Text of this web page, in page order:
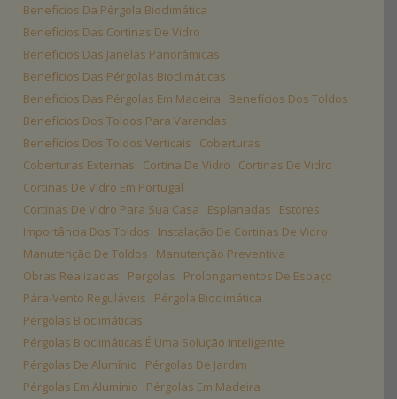
Benefícios Da Pérgola Bioclimática
Benefícios Das Cortinas De Vidro
Benefícios Das Janelas Panorâmicas
Benefícios Das Pérgolas Bioclimáticas
Benefícios Das Pérgolas Em Madeira
Benefícios Dos Toldos
Benefícios Dos Toldos Para Varandas
Benefícios Dos Toldos Verticais
Coberturas
Coberturas Externas
Cortina De Vidro
Cortinas De Vidro
Cortinas De Vidro Em Portugal
Cortinas De Vidro Para Sua Casa
Esplanadas
Estores
Importância Dos Toldos
Instalação De Cortinas De Vidro
Manutenção De Toldos
Manutenção Preventiva
Obras Realizadas
Pergolas
Prolongamentos De Espaço
Pára-Vento Reguláveis
Pérgola Bioclimática
Pérgolas Bioclimáticas
Pérgolas Bioclimáticas É Uma Solução Inteligente
Pérgolas De Alumínio
Pérgolas De Jardim
Pérgolas Em Alumínio
Pérgolas Em Madeira